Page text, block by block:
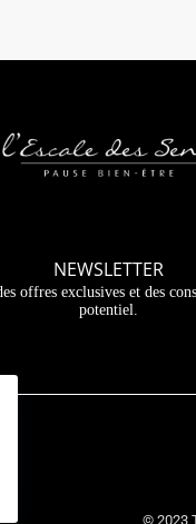
NEWSLETTER
offres exclusives et des
potentiel.
© 2023